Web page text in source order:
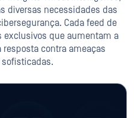
diversas necessidades das
Cada feed de
exclusivos que aumentam a
contra ameaças